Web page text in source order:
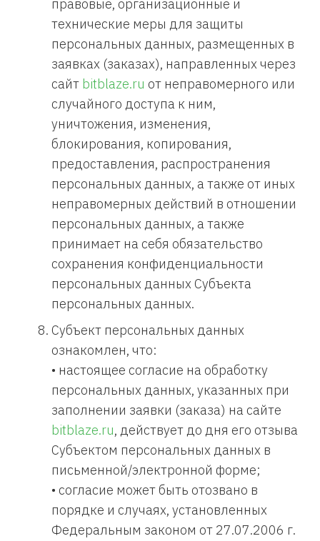
правовые, организационные и
технические меры для защиты
персональных данных, размещенных в
заявках (заказах), направленных через
сайт bitblaze.ru от неправомерного или
случайного доступа к ним,
уничтожения, изменения,
блокирования, копирования,
предоставления, распространения
персональных данных, а также от иных
неправомерных действий в отношении
персональных данных, а также
принимает на себя обязательство
сохранения конфиденциальности
персональных данных Субъекта
персональных данных.
Субъект персональных данных
ознакомлен, что:
• настоящее согласие на обработку
персональных данных, указанных при
заполнении заявки (заказа) на сайте
bitblaze.ru, действует до дня его отзыва
Субъектом персональных данных в
письменной/электронной форме;
• согласие может быть отозвано в
порядке и случаях, установленных
Федеральным законом от 27.07.2006 г.